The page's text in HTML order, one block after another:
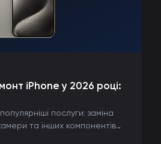
iPhone у 2026 році:
послуги: заміна
та інших компонентів